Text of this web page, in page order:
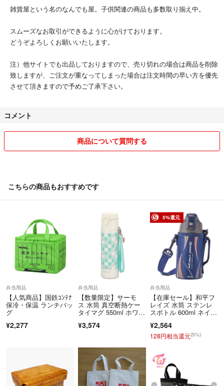
雑貨屋という名のなんでも屋。子供関連の商品も多数取り揃え中。
スムーズなお取引ができるように心がけております。
どうぞよろしくお願いいたします。
注）他サイトでも出品しておりますので、売り切れの場合は商品を削除
致しますが、ご注文が重なってしまった場合は注文時間の早い方を優先
させて頂きますので予めご了承下さい。
コメント
商品について質問する
こちらの商品もおすすめです
弁当用品
【人気商品】国鉄ｺﾝﾃﾅ
保冷・保温 ランチバッ
グ
¥2,277
弁当用品
【数量限定】サーモ
ス 水筒 真空断熱ケー
タイマグ 550ml ホワイ
¥3,574
5%還元
弁当用品
【在庫セール】和平フ
レイズ 水筒 ステンレ
スボトル 600ml ネイビ
¥2,564
128円相当還元(5%)